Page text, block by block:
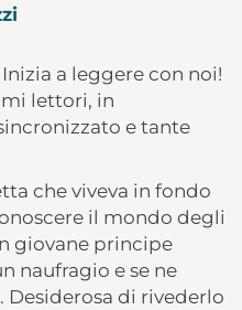
a leggere con noi!
lettori, in
e tante
che viveva in fondo
il mondo degli
giovane principe
naufragio e se ne
di rivederlo